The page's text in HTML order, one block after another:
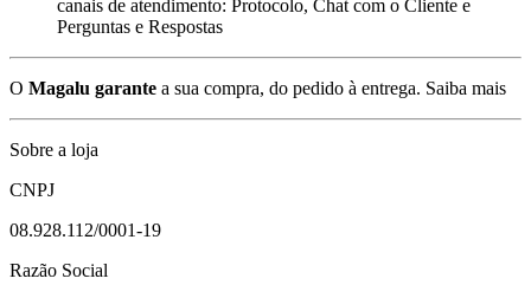
canais de atendimento: Protocolo, Chat com o Cliente e
Perguntas e Respostas
O Magalu garante a sua compra, do pedido à entrega. Saiba mais
Sobre a loja
CNPJ
08.928.112/0001-19
Razão Social